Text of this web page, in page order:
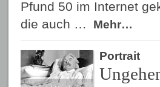
Pfund 50 im Internet
die auch …
Mehr…
Portrait